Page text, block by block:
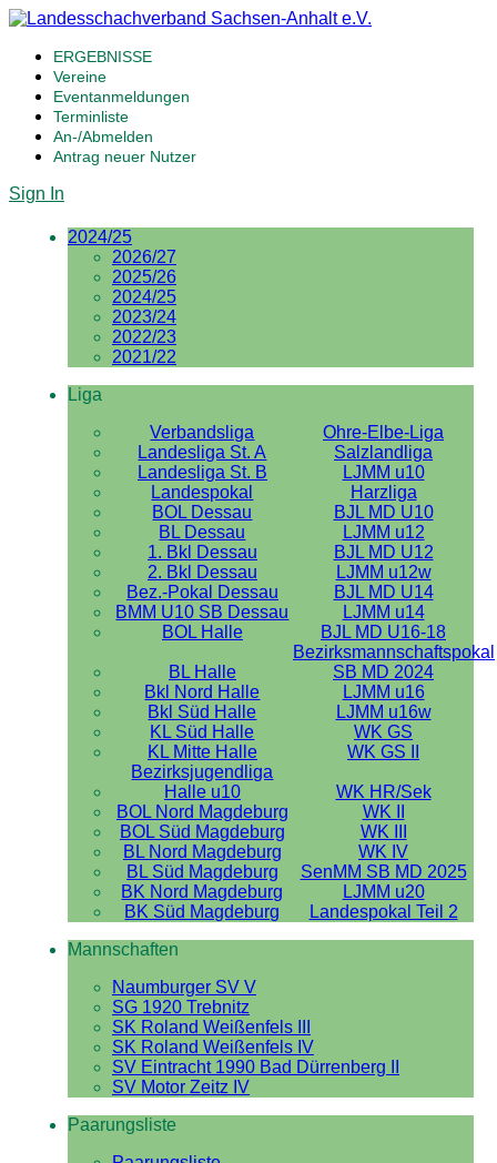
ERGEBNISSE
Vereine
Eventanmeldungen
Terminliste
An-/Abmelden
Antrag neuer Nutzer
Sign In
2024/25
2026/27
2025/26
2024/25
2023/24
2022/23
2021/22
Liga
Verbandsliga
Ohre-Elbe-Liga
Landesliga St. A
Salzlandliga
Landesliga St. B
LJMM u10
Landespokal
Harzliga
BOL Dessau
BJL MD U10
BL Dessau
LJMM u12
1. Bkl Dessau
BJL MD U12
2. Bkl Dessau
LJMM u12w
Bez.-Pokal Dessau
BJL MD U14
BMM U10 SB Dessau
LJMM u14
BOL Halle
BJL MD U16-18
BL Halle
Bezirksmannschaftspokal
SB MD 2024
Bkl Nord Halle
LJMM u16
Bkl Süd Halle
LJMM u16w
KL Süd Halle
WK GS
KL Mitte Halle
WK GS II
Bezirksjugendliga
Halle u10
WK HR/Sek
BOL Nord Magdeburg
WK II
BOL Süd Magdeburg
WK III
BL Nord Magdeburg
WK IV
BL Süd Magdeburg
SenMM SB MD 2025
BK Nord Magdeburg
LJMM u20
BK Süd Magdeburg
Landespokal Teil 2
Mannschaften
Naumburger SV V
SG 1920 Trebnitz
SK Roland Weißenfels III
SK Roland Weißenfels IV
SV Eintracht 1990 Bad Dürrenberg II
SV Motor Zeitz IV
Paarungsliste